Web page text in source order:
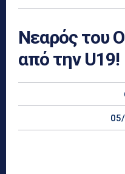
Νεαρός του
από την U19!